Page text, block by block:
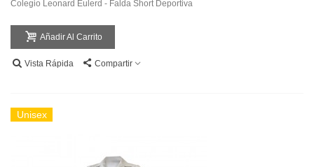
Colegio Leonard Eulerd - Falda Short Deportiva
Añadir Al Carrito
Vista Rápida Compartir
Unisex